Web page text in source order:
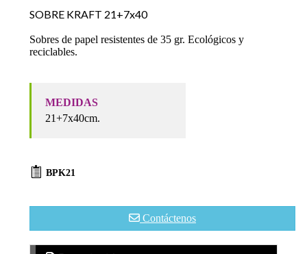
SOBRE KRAFT 21+7x40
Sobres de papel resistentes de 35 gr. Ecológicos y
reciclables.
MEDIDAS
21+7x40cm.
BPK21
Contáctenos